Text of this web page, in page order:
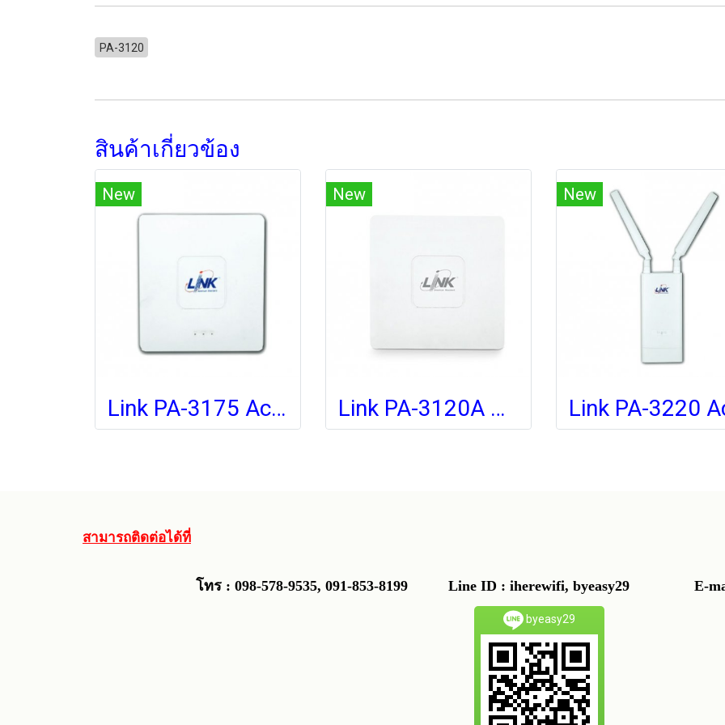
PA-3120
สินค้าเกี่ยวข้อง
New
Link PA-3175 Access Point AC 1750Mbps Dual-Band, Gigabit Port, Ceiling w/PoE
New
Link PA-3120A Dual Band Gigabit WiFi Access Point 1200Mbps High-Power Ceiling
New
สามารถติดต่อได้ที่
โทร : 098-578-9535, 091-853-8199 Line ID : iherewifi, byeasy29 E-mail :
byeasy29